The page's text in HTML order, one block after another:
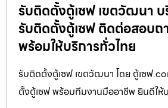
รับติดตั้งตู้เซฟ เขตวัฒนา บ
รับติดตั้งตู้เซฟ ติดต่อสอบถ
พร้อมให้บริการทั่วไทย
รับติดตั้งตู้เซฟ เขตวัฒนา โดย ตู้เซฟ
ตั้งตู้เซฟ พร้อมทีมงานมืออาชีพ ยินดีให้